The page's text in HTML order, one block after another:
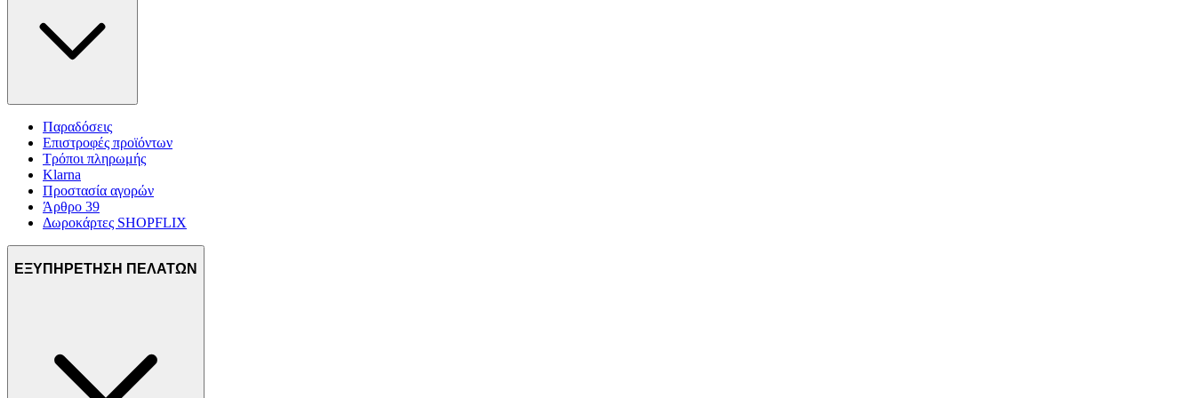
Παραδόσεις
Επιστροφές προϊόντων
Τρόποι πληρωμής
Klarna
Προστασία αγορών
Άρθρο 39
Δωροκάρτες SHOPFLIX
ΕΞΥΠΗΡΕΤΗΣΗ ΠΕΛΑΤΩΝ